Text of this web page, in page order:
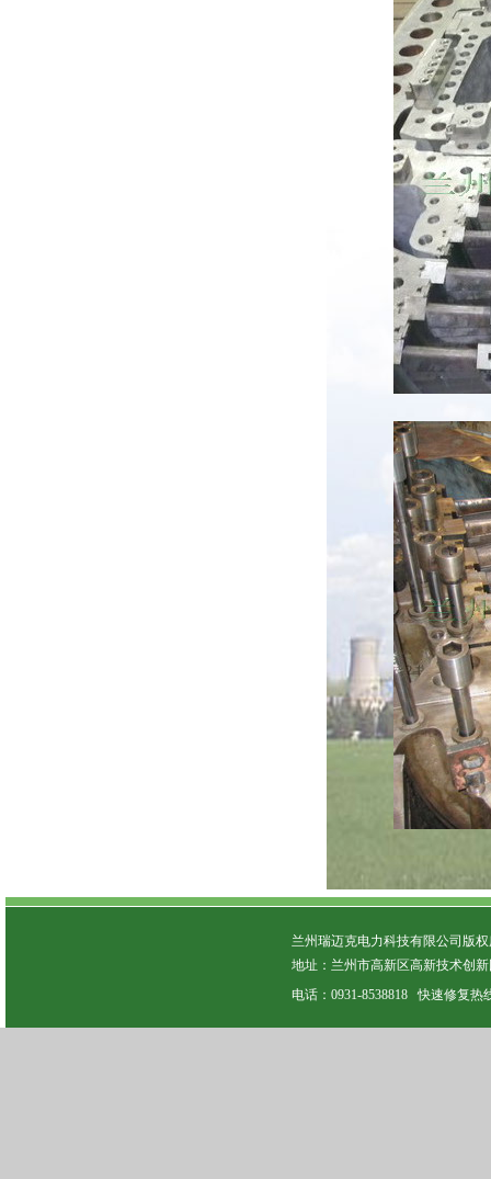
兰州瑞迈克电力科技有限公司版权
地址：兰州市高新区高新技术创
电话：0931-8538818 快速修复热